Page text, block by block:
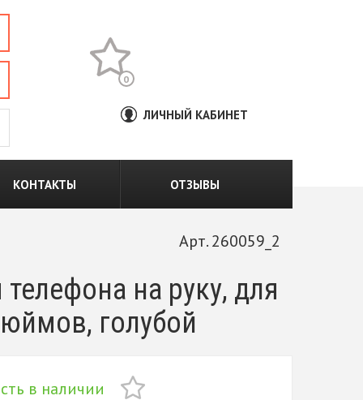
0
ЛИЧНЫЙ КАБИНЕТ
КОНТАКТЫ ОТЗЫВЫ
Арт. 260059_2
на руку, для
голубой
в наличии